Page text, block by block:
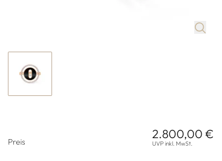
Preis
2.800,00 €
UVP inkl. MwSt.